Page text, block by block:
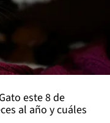
este 8 de
al año y cuáles